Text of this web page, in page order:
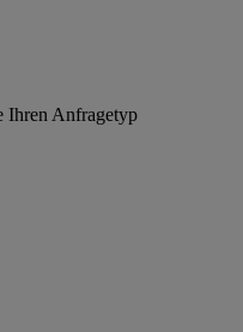
Ihren Anfragetyp